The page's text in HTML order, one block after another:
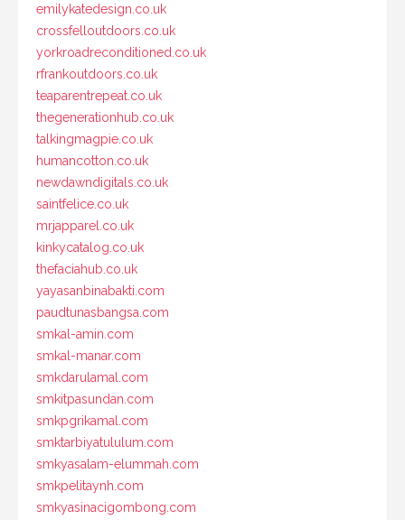
emilykatedesign.co.uk
crossfelloutdoors.co.uk
yorkroadreconditioned.co.uk
rfrankoutdoors.co.uk
teaparentrepeat.co.uk
thegenerationhub.co.uk
talkingmagpie.co.uk
humancotton.co.uk
newdawndigitals.co.uk
saintfelice.co.uk
mrjapparel.co.uk
kinkycatalog.co.uk
thefaciahub.co.uk
yayasanbinabakti.com
paudtunasbangsa.com
smkal-amin.com
smkal-manar.com
smkdarulamal.com
smkitpasundan.com
smkpgrikamal.com
smktarbiyatululum.com
smkyasalam-elummah.com
smkpelitaynh.com
smkyasinacigombong.com